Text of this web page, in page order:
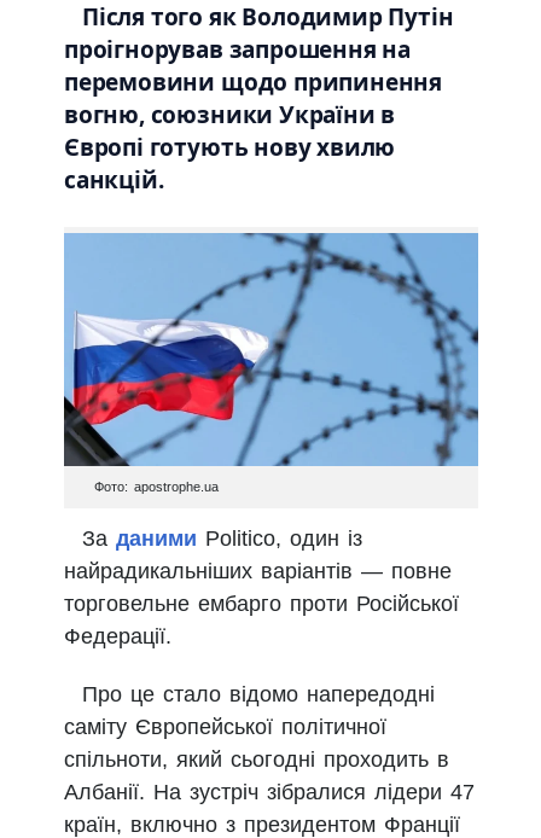
Після того як Володимир Путін
проігнорував запрошення на
перемовини щодо припинення
вогню, союзники України в
Європі готують нову хвилю
санкцій.
Фото: apostrophe.ua
За даними Politico, один із
найрадикальніших варіантів — повне
торговельне ембарго проти Російської
Федерації.
Про це стало відомо напередодні
саміту Європейської політичної
спільноти, який сьогодні проходить в
Албанії. На зустріч зібралися лідери 47
країн, включно з президентом Франції